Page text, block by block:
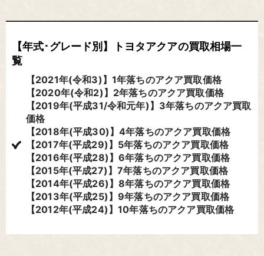
【年式･グレード別】トヨタアクアの買取相場一
覧
【2021年(令和3)】1年落ちのアクア買取価格
【2020年(令和2)】2年落ちのアクア買取価格
【2019年(平成31/令和元年)】3年落ちのアクア買取
価格
【2018年(平成30)】4年落ちのアクア買取価格
【2017年(平成29)】5年落ちのアクア買取価格
【2016年(平成28)】6年落ちのアクア買取価格
【2015年(平成27)】7年落ちのアクア買取価格
【2014年(平成26)】8年落ちのアクア買取価格
【2013年(平成25)】9年落ちのアクア買取価格
【2012年(平成24)】10年落ちのアクア買取価格